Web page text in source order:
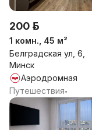
200 р.
1 комн., 45 м²
Белградская ул, 6,
Минск
Аэродромная
Путешествия•